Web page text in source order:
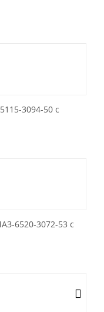
3094-50 с
6520-3072-53 с